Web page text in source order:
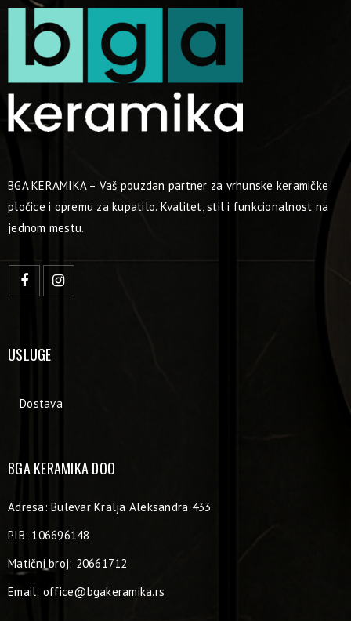
BGA KERAMIKA – Vaš pouzdan partner za vrhunske keramičke
pločice i opremu za kupatilo. Kvalitet, stil i funkcionalnost na
jednom mestu.
USLUGE
Dostava
BGA KERAMIKA DOO
Adresa: Bulevar Kralja Aleksandra 433
PIB: 106696148
Matični broj: 20661712
Email: office@bgakeramika.rs